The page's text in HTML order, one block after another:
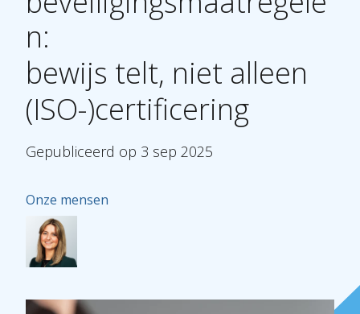
n:
bewijs telt, niet alleen
(ISO-)certificering
Gepubliceerd op 3 sep 2025
Onze mensen